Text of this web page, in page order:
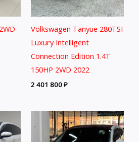
Volkswagen Tanyue 280TSI
Luxury Intelligent
Connection Edition 1.4T
150HP 2WD 2022
2 401 800₽